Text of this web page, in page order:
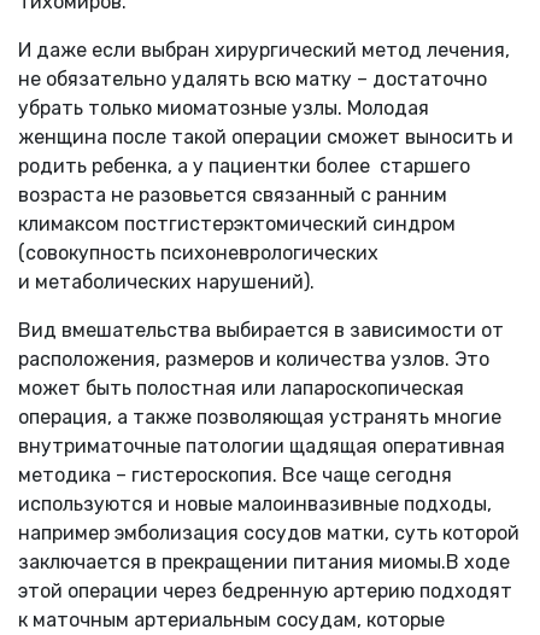
И даже если выбран хирургический метод лечения,
не обязательно удалять всю матку – достаточно
убрать только миоматозные узлы. Молодая
женщина после такой операции сможет выносить и
родить ребенка, а у пациентки более старшего
возраста не разовьется связанный с ранним
климаксом постгистерэктомический синдром
(совокупность психоневрологических
и метаболических нарушений).
Вид вмешательства выбирается в зависимости от
расположения, размеров и количества узлов. Это
может быть полостная или лапароскопическая
операция, а также позволяющая устранять многие
внутриматочные патологии щадящая оперативная
методика – гистероскопия. Все чаще сегодня
используются и новые малоинвазивные подходы,
например эмболизация сосудов матки, суть которой
заключается в прекращении питания миомы.В ходе
этой операции через бедренную артерию подходят
к маточным артериальным сосудам, которые